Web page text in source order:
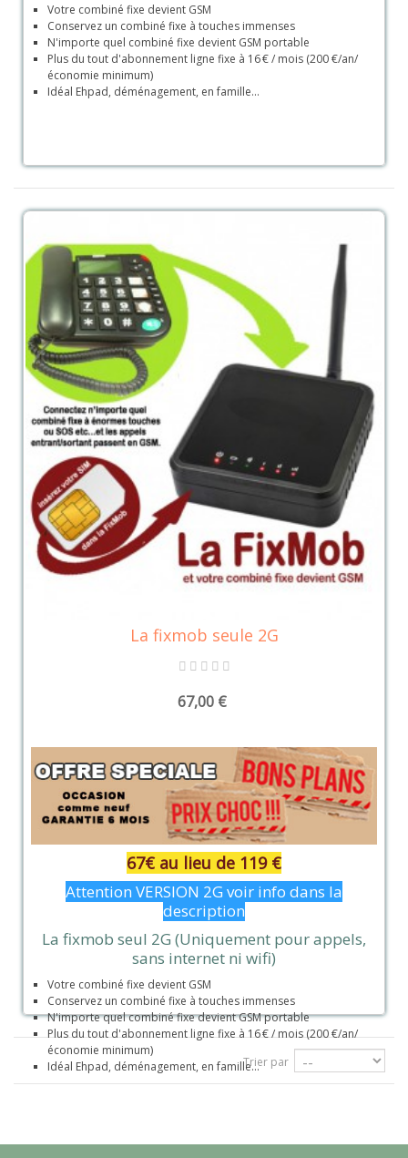
Votre combiné fixe devient GSM
Conservez un combiné fixe à touches immenses
N'importe quel combiné fixe devient GSM portable
Plus du tout d'abonnement ligne fixe à 16 €/ mois (200 €/an/
économie minimum)
Idéal Ehpad, déménagement, en famille...
La fixmob seule 2G
67,00 €
67€ au lieu de 119 €
Attention VERSION 2G voir info dans la
description
La fixmob seul 2G (Uniquement pour appels,
sans internet ni wifi)
Votre combiné fixe devient GSM
Conservez un combiné fixe à touches immenses
N'importe quel combiné fixe devient GSM portable
Plus du tout d'abonnement ligne fixe à 16 €/ mois(200 €/an/
économie minimum)
Idéal Ehpad, déménagement, en famille...Trier par